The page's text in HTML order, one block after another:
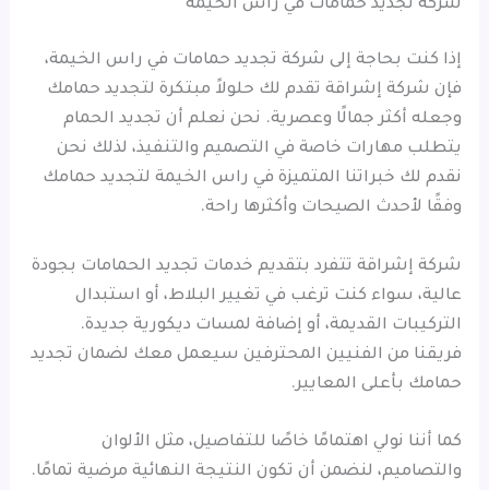
شركة تجديد حمامات في راس الخيمة
إذا كنت بحاجة إلى شركة تجديد حمامات في راس الخيمة،
فإن شركة إشراقة تقدم لك حلولاً مبتكرة لتجديد حمامك
وجعله أكثر جمالًا وعصرية. نحن نعلم أن تجديد الحمام
يتطلب مهارات خاصة في التصميم والتنفيذ، لذلك نحن
نقدم لك خبراتنا المتميزة في راس الخيمة لتجديد حمامك
وفقًا لأحدث الصيحات وأكثرها راحة.
شركة إشراقة تتفرد بتقديم خدمات تجديد الحمامات بجودة
عالية، سواء كنت ترغب في تغيير البلاط، أو استبدال
التركيبات القديمة، أو إضافة لمسات ديكورية جديدة.
فريقنا من الفنيين المحترفين سيعمل معك لضمان تجديد
حمامك بأعلى المعايير.
كما أننا نولي اهتمامًا خاصًا للتفاصيل، مثل الألوان
والتصاميم، لنضمن أن تكون النتيجة النهائية مرضية تمامًا.